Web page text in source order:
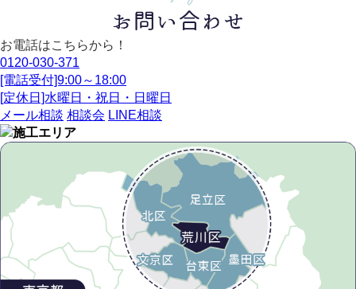
お電話はこちらから！
0120-030-371
[電話受付]9:00～18:00
[定休日]水曜日・祝日・日曜日
メール相談 相談会 LINE相談